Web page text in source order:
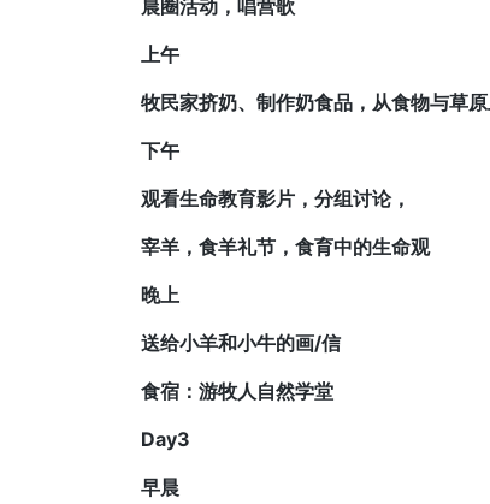
晨圈活动，唱营歌
上午
牧民家挤奶、制作奶食品，从食物与草
下午
观看生命教育影片，分组讨论，
宰羊，食羊礼节，食育中的生命观
晚上
送给小羊和小牛的画/信
食宿：游牧人自然学堂
Day3
早晨